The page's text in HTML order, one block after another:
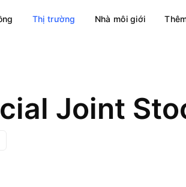
Thị trường Nhà môi giới
Joint